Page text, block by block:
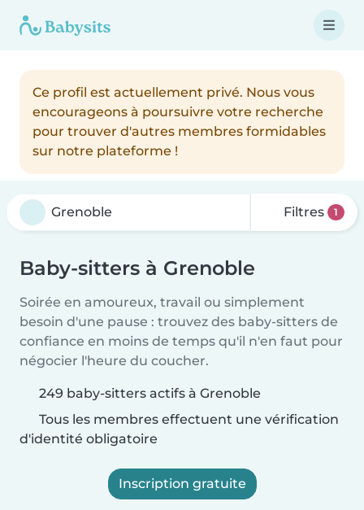
Ce profil est actuellement privé. Nous vous
encourageons à poursuivre votre recherche
pour trouver d'autres membres formidables
sur notre plateforme !
Filtres 1
Baby-sitters à Grenoble
Soirée en amoureux, travail ou simplement
besoin d'une pause : trouvez des baby-sitters de
confiance en moins de temps qu'il n'en faut pour
négocier l'heure du coucher.
249 baby-sitters actifs à Grenoble
Tous les membres effectuent une vérification
d'identité obligatoire
Inscription gratuite